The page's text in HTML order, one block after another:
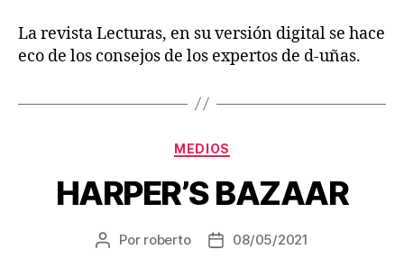
La revista Lecturas, en su versión digital se hace
eco de los consejos de los expertos de d-uñas.
MEDIOS
HARPER’S BAZAAR
Por roberto
08/05/2021